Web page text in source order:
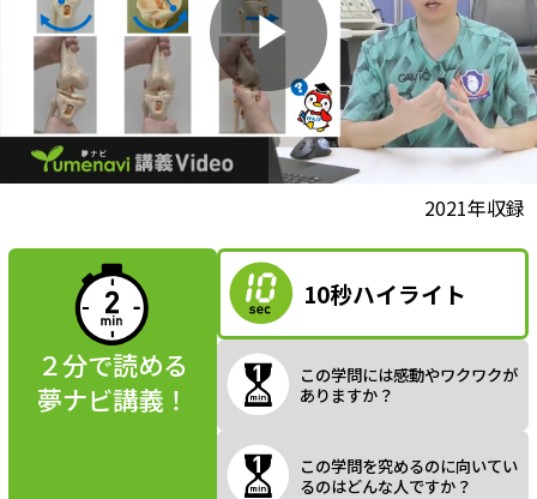
P
a
y
2021年収録
２分で読める
夢ナビ講義！
10秒ハイライト
この学問には感動やワクワクが
ありますか？
この学問を究めるのに向いてい
るのはどんな人ですか？